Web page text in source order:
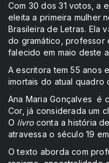
Com 30 dos 31 votos, a
eleita a primeira mulher
Brasileira de Letras. Ela
do gramático, professor
falecido em maio deste
A escritora tem 55 anos
imortais do atual quadro
Ana Maria Gonçalves é
Cor, já considerada um
O livro conta a história
atravessa o século 19
O texto aborda com